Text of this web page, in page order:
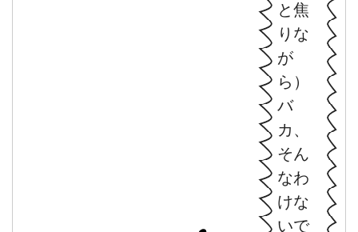
と焦
りな
が
ら）
バ
カ、
そん
なわ
けな
いで